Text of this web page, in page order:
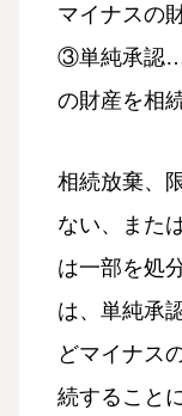
マイナスの
③単純承認
の財産を相
相続放棄、
ない、また
は一部を処
は、単純承
どマイナス
続すること